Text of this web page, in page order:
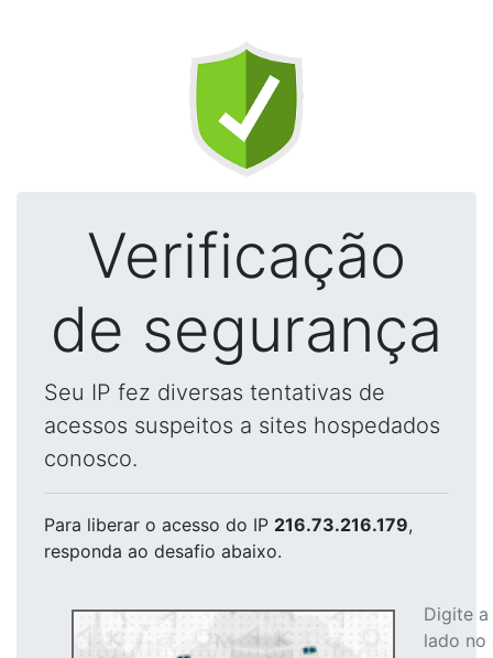
Verificação
de segurança
Seu IP fez diversas tentativas de
acessos suspeitos a sites hospedados
conosco.
Para liberar o acesso do IP 216.73.216.179,
responda ao desafio abaixo.
Digite
lado no